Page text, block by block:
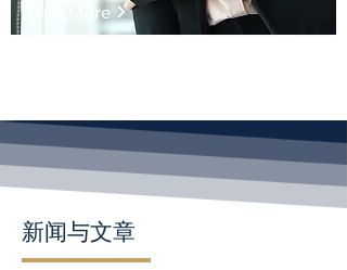
Read More
新闻与文章